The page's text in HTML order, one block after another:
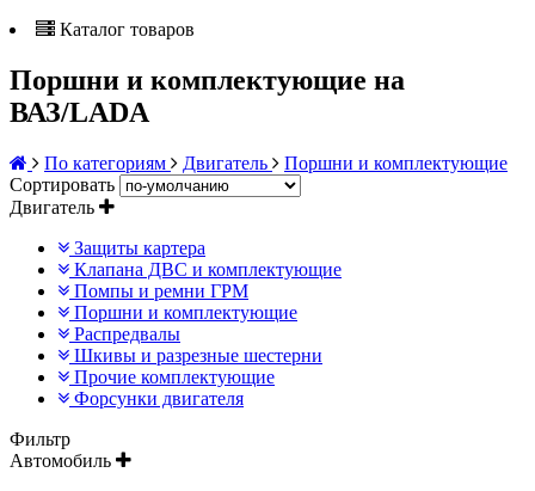
Каталог товаров
Поршни и комплектующие на
ВАЗ/LADA
По категориям Двигатель
Поршни и комплектующие
Сортировать
Двигатель
Защиты картера
Клапана ДВС и комплектующие
Помпы и ремни ГРМ
Поршни и комплектующие
Распредвалы
Шкивы и разрезные шестерни
Прочие комплектующие
Форсунки двигателя
Фильтр
Автомобиль